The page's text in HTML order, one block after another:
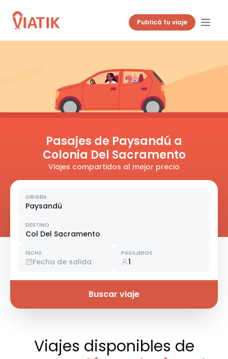
Publicá tu viaje
Pasajes de Paysandú a
Colonia Del Sacramento
Viajes compartidos al mejor precio
ORIGEN
Paysandú
DESTINO
Col Del Sacramento
FECHA
Fecha de salida
PASAJEROS
1
Buscar viaje
Viajes disponibles de